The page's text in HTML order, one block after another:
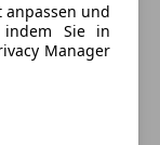
anpassen und
indem Sie in
Manager